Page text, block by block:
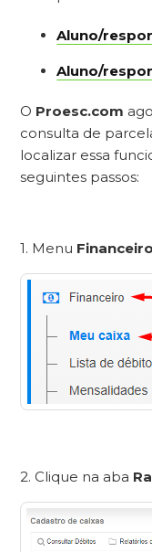
Aluno/
Aluno/
O Proesc.com
consulta de
localizar essa
seguintes passos:
1. Menu Financeiro
2. Clique na aba